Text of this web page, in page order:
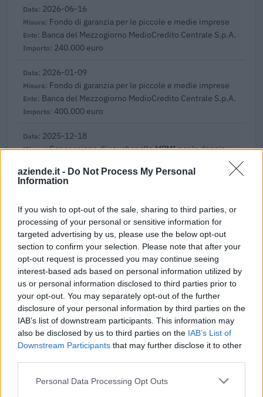
aziende.it - Do Not Process My Personal
Information
If you wish to opt-out of the sale, sharing to third parties, or
processing of your personal or sensitive information for
targeted advertising by us, please use the below opt-out
section to confirm your selection. Please note that after your
opt-out request is processed you may continue seeing
interest-based ads based on personal information utilized by
us or personal information disclosed to third parties prior to
your opt-out. You may separately opt-out of the further
disclosure of your personal information by third parties on the
IAB’s list of downstream participants. This information may
also be disclosed by us to third parties on the IAB’s List of
Downstream Participants that may further disclose it to other
Personal Data Processing Opt Outs
2026-06-16
Fondo di garanzia per le piccole e medie imprese
Banca del Mezzogiorno MedioCredito Centrale S.p.A.
240.000 euro
2026-01-09
Fondo di garanzia per le piccole e medie imprese
Banca del Mezzogiorno MedioCredito Centrale S.p.A.
400.000 euro
2025-12-18
Concessione di voucher alle MPMI per la doppia
Camera di Commercio, Industria, Artigianato e
Agricoltura di Verona
2025-11-07
credito d'imposta su commissioni pagamenti
elettronici
agenzia delle entrate
150 euro
2025-09-16
Agevolazione TARI
COMUNE DI SAN BONIFACIO - Servizi finanziari
840 euro
2025-09-16
COMUNE DI SAN BONIFACIO - Servizi finanziari